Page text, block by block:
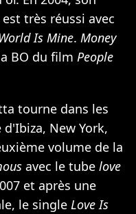
est très réussi avec
Is Mine. Money
BO du film People
tourne dans les
New York,
volume de la
avec le tube love
et après une
le single Love Is